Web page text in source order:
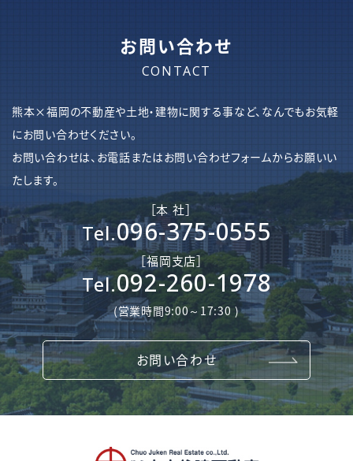
お問い合わせ
CONTACT
熊本×福岡の不動産や土地・建物に関する事など、なんでもお気軽
にお問い合わせください。
お問い合わせは、お電話またはお問い合わせフォームからお願いい
たします。
［本 社］
Tel.096-375-0555
［​福岡支店］
Tel.092-260-1978
(営業時間9:00～17:30 )
お問い合わせ